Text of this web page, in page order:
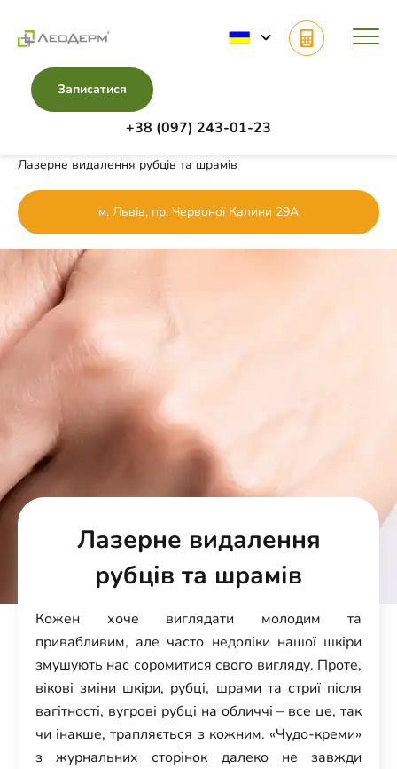
+38 (097) 243-01-23
Записатися
Лазерне видалення рубців та шрамів
м. Львів, пр. Червоної Калини 29А
Лазерне видалення
рубців та шрамів
Кожен хоче виглядати молодим та
привабливим, але часто недоліки нашої шкіри
змушують нас соромитися свого вигляду. Проте,
вікові зміни шкіри, рубці, шрами та стриї після
вагітності, вугрові рубці на обличчі – все це, так
чи інакше, трапляється з кожним. «Чудо-креми»
з журнальних сторінок далеко не завжди